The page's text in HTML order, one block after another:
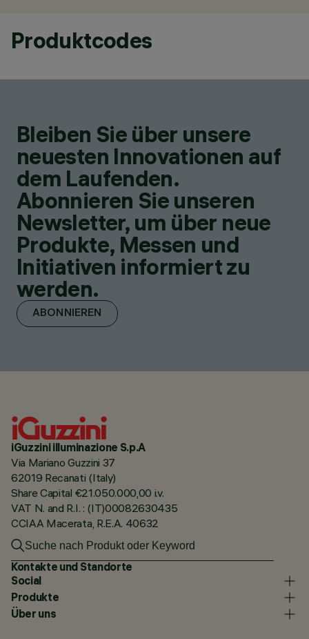
Produktcodes
Bleiben Sie über unsere
neuesten Innovationen auf
dem Laufenden.
Abonnieren Sie unseren
Newsletter, um über neue
Produkte, Messen und
Initiativen informiert zu
werden.
ABONNIEREN
iGuzzini illuminazione S.p.A
Via Mariano Guzzini 37
62019 Recanati (Italy)
Share Capital €21.050.000,00 i.v.
VAT N. and R.I. : (IT)00082630435
CCIAA Macerata, R.E.A. 40632
Kontakte und Standorte
Social
Produkte
Über uns